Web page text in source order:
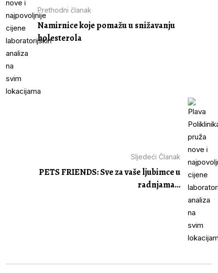
Prethodni članak
Namirnice koje pomažu u snižavanju
holesterola
Sljedeći Članak
PETS FRIENDS: Sve za vaše ljubimce u
radnjama...